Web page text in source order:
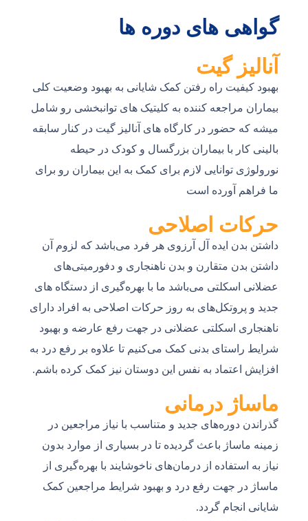
گواهی های دوره ها
آنالیز گیت
بهبود کیفیت راه رفتن کمک شایانی به بهبود وضعیت کلی
بیماران مراجعه کننده به کلیتیک های توانبخشی رو شامل
میشه که حضور در کارگاه های آنالیز گیت در کنار سابقه
بالینی کار با بیماران بزرگسال و کودک در حیطه
نورولوژی توانایی لازم برای کمک به این بیماران رو برای
ما فراهم آورده است
حرکات اصلاحی
داشتن بدن ایده آل آرزوی هر فرد می‌باشد که لزوم آن
داشتن بدن متقارن و بدن ناهنجاری و دفورمیتی‌های
عضلانی اسکلتی می‌باشد ما با بهره‌گیری از دستگاه های
جدید و پروتکل‌های به روز حرکات اصلاحی به افراد دارای
ناهنجاری اسکلتی عضلانی در جهت رفع عارضه و بهبود
شرایط راستای بدنی کمک می‌کنیم تا علاوه بر رفع درد به
افزایش اعتماد به نفس این دوستان نیز کمک کرده باشم.
ماساژ درمانی
گذراندن دوره‌های جدید و متناسب با نیاز مراجعین در
زمینه ماساژ باعث گردیده تا در بسیاری از موارد بدون
نیاز به استفاده از درمان‌های ناخوشایند با بهره‌گیری از
ماساژ در جهت رفع درد و بهبود شرایط مراجعین کمک
شایانی انجام گردد.